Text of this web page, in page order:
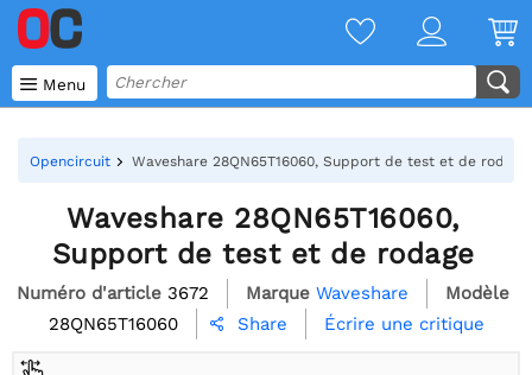
 Menu
Opencircuit Waveshare 28QN65T16060, Support de test et de rodage
Waveshare 28QN65T16060,
Support de test et de rodage
Numéro d'article 3672 Marque Waveshare
Modèle
28QN65T16060
 Share Écrire une critique